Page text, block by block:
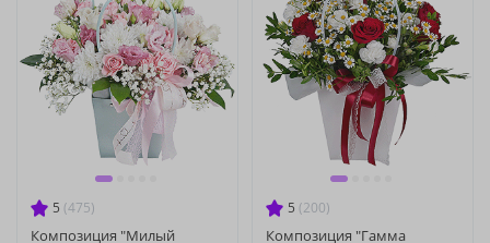
5 (475)
Композиция "Милый
5 (200)
Композиция "Гамма